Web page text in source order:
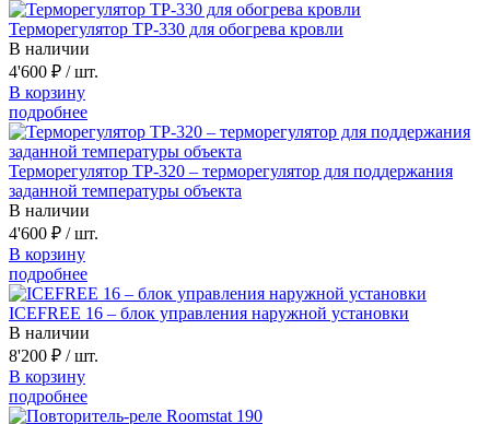
Терморегулятор ТР-330 для обогрева кровли
В наличии
4'600 ₽ / шт.
В корзину
подробнее
Терморегулятор ТР-320 – терморегулятор для поддержания
заданной температуры объекта
В наличии
4'600 ₽ / шт.
В корзину
подробнее
ICEFREE 16 – блок управления наружной установки
В наличии
8'200 ₽ / шт.
В корзину
подробнее